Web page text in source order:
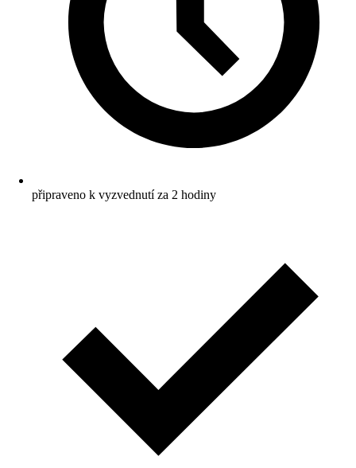
připraveno k vyzvednutí za 2 hodiny